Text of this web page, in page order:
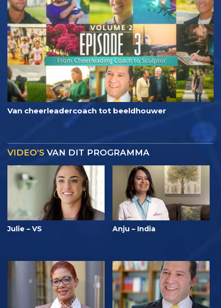
Van cheerleadercoach tot beeldhouwer
VIDEO’S VAN DIT PROGRAMMA
Julie – VS Anju – India